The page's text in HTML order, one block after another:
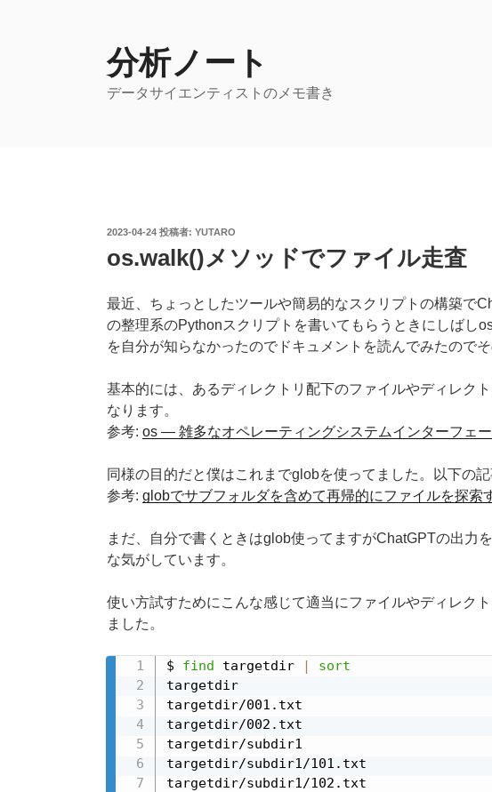
分析ノート
データサイエンティストのメモ書き
投
日:
2023-04-24 投稿者: YUTARO
os.walk()メソッドでファイル走査
最近、ちょっとしたツールや簡易的なスクリプトの構築で
の整理系のPythonスクリプトを書いてもらうときにしばし
を自分が知らなかったのでドキュメントを読んでみたのでそ
基本的には、あるディレクトリ配下のファイルやディレク
なります。
参考: os — 雑多なオペレーティングシステムインターフェ
同様の目的だと僕はこれまでglobを使ってました。以下の記
参考: globでサブフォルダを含めて再帰的にファイルを探索
まだ、自分で書くときはglob使ってますがChatGPTの出力
な気がしています。
使い方試すためにこんな感じて適当にファイルやディレク
ました。
$ find targetdir |
sort
targetdir
targetdir/001.txt
targetdir/002.txt
targetdir/subdir1
targetdir/subdir1/101.txt
targetdir/subdir1/102.txt